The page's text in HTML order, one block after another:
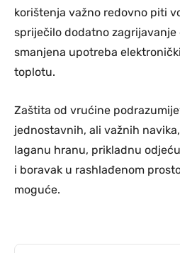
korištenja važno redovno piti
spriječilo dodatno zagrijavanje
smanjena upotreba
toplotu.
Zaštita od vrućine
jednostavnih, ali važnih
laganu hranu, prikladnu
i boravak u rashlađenom
moguće.